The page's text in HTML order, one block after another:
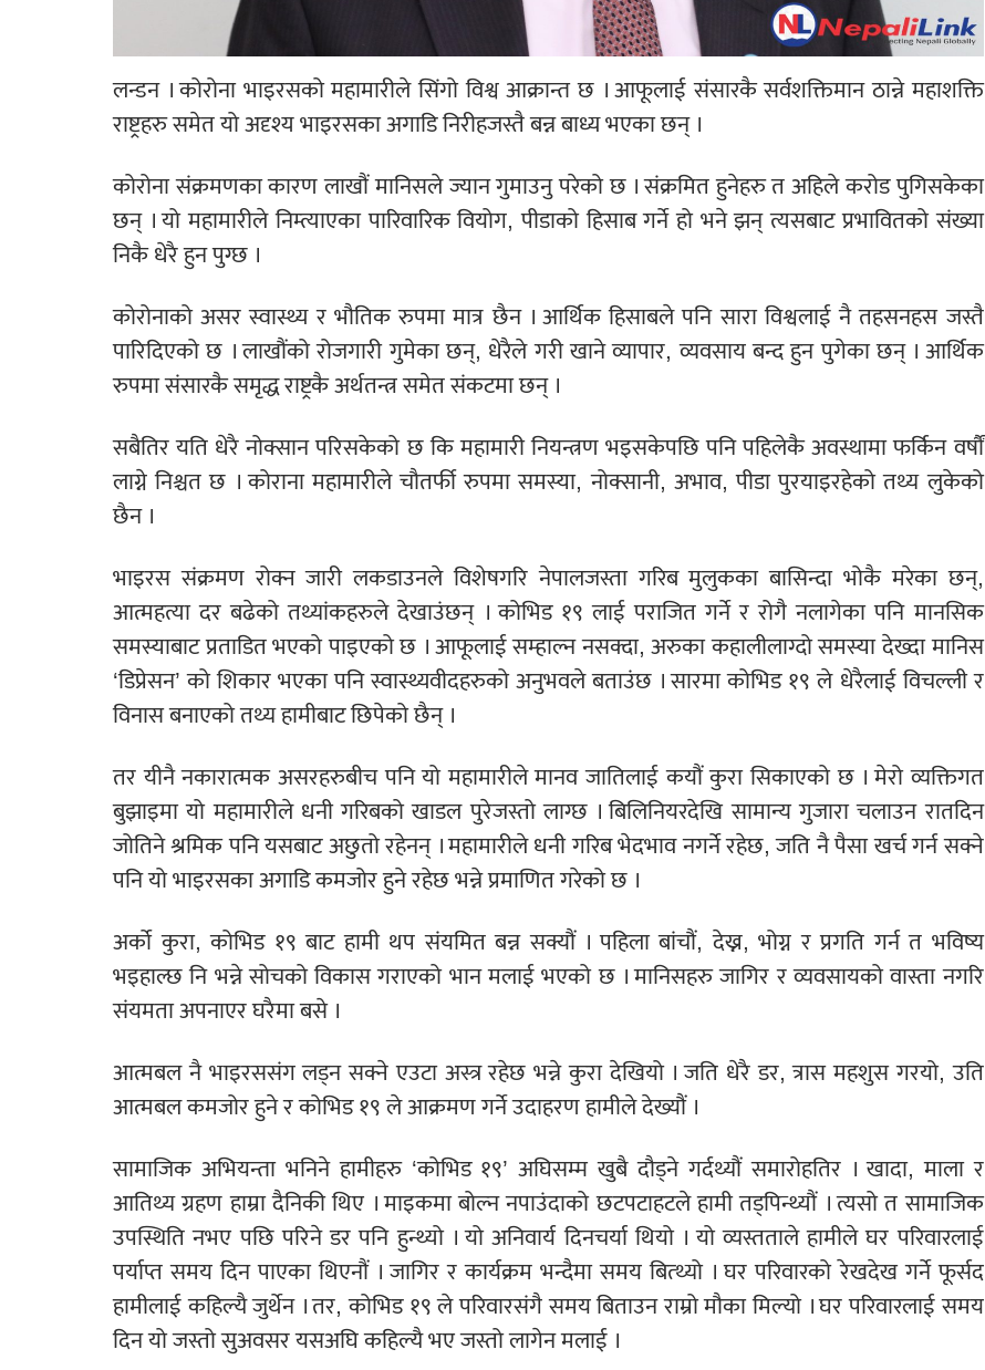
लन्डन । कोरोना भाइरसको महामारीले सिंगो विश्व आक्रान्त छ । आफूलाई संसारकै सर्वशक्तिमान ठान्ने महाशक्ति
राष्ट्रहरु समेत यो अदृश्य भाइरसका अगाडि निरीहजस्तै बन्न बाध्य भएका छन् ।
कोरोना संक्रमणका कारण लाखौं मानिसले ज्यान गुमाउनु परेको छ । संक्रमित हुनेहरु त अहिले करोड पुगिसकेका
छन् । यो महामारीले निम्त्याएका पारिवारिक वियोग, पीडाको हिसाब गर्ने हो भने झन् त्यसबाट प्रभावितको संख्या
निकै धेरै हुन पुग्छ ।
कोरोनाको असर स्वास्थ्य र भौतिक रुपमा मात्र छैन । आर्थिक हिसाबले पनि सारा विश्वलाई नै तहसनहस जस्तै
पारिदिएको छ । लाखौंको रोजगारी गुमेका छन्, धेरैले गरी खाने व्यापार, व्यवसाय बन्द हुन पुगेका छन् । आर्थिक
रुपमा संसारकै समृद्ध राष्ट्रकै अर्थतन्त्र समेत संकटमा छन् ।
सबैतिर यति धेरै नोक्सान परिसकेको छ कि महामारी नियन्त्रण भइसकेपछि पनि पहिलेकै अवस्थामा फर्किन वर्षौं
लाग्ने निश्चत छ । कोराना महामारीले चौतर्फी रुपमा समस्या, नोक्सानी, अभाव, पीडा पुरयाइरहेको तथ्य लुकेको
छैन ।
भाइरस संक्रमण रोक्न जारी लकडाउनले विशेषगरि नेपालजस्ता गरिब मुलुकका बासिन्दा भोकै मरेका छन्,
आत्महत्या दर बढेको तथ्यांकहरुले देखाउंछन् । कोभिड १९ लाई पराजित गर्ने र रोगै नलागेका पनि मानसिक
समस्याबाट प्रताडित भएको पाइएको छ । आफूलाई सम्हाल्न नसक्दा, अरुका कहालीलाग्दो समस्या देख्दा मानिस
‘डिप्रेसन’ को शिकार भएका पनि स्वास्थ्यवीदहरुको अनुभवले बताउंछ । सारमा कोभिड १९ ले धेरैलाई विचल्ली र
विनास बनाएको तथ्य हामीबाट छिपेको छैन् ।
तर यीनै नकारात्मक असरहरुबीच पनि यो महामारीले मानव जातिलाई कयौं कुरा सिकाएको छ । मेरो व्यक्तिगत
बुझाइमा यो महामारीले धनी गरिबको खाडल पुरेजस्तो लाग्छ । बिलिनियरदेखि सामान्य गुजारा चलाउन रातदिन
जोतिने श्रमिक पनि यसबाट अछुतो रहेनन् । महामारीले धनी गरिब भेदभाव नगर्ने रहेछ, जति नै पैसा खर्च गर्न सक्ने
पनि यो भाइरसका अगाडि कमजोर हुने रहेछ भन्ने प्रमाणित गरेको छ ।
अर्को कुरा, कोभिड १९ बाट हामी थप संयमित बन्न सक्यौं । पहिला बांचौं, देख्न, भोग्न र प्रगति गर्न त भविष्य
भइहाल्छ नि भन्ने सोचको विकास गराएको भान मलाई भएको छ । मानिसहरु जागिर र व्यवसायको वास्ता नगरि
संयमता अपनाएर घरैमा बसे ।
आत्मबल नै भाइरससंग लड्न सक्ने एउटा अस्त्र रहेछ भन्ने कुरा देखियो । जति धेरै डर, त्रास महशुस गरयो, उति
आत्मबल कमजोर हुने र कोभिड १९ ले आक्रमण गर्ने उदाहरण हामीले देख्यौं ।
सामाजिक अभियन्ता भनिने हामीहरु ‘कोभिड १९’ अघिसम्म खुबै दौड्ने गर्दथ्यौं समारोहतिर । खादा, माला र
आतिथ्य ग्रहण हाम्रा दैनिकी थिए । माइकमा बोल्न नपाउंदाको छटपटाहटले हामी तड्पिन्थ्यौं । त्यसो त सामाजिक
उपस्थिति नभए पछि परिने डर पनि हुन्थ्यो । यो अनिवार्य दिनचर्या थियो । यो व्यस्तताले हामीले घर परिवारलाई
पर्याप्त समय दिन पाएका थिएनौं । जागिर र कार्यक्रम भन्दैमा समय बित्थ्यो । घर परिवारको रेखदेख गर्ने फूर्सद
हामीलाई कहिल्यै जुर्थेन । तर, कोभिड १९ ले परिवारसंगै समय बिताउन राम्रो मौका मिल्यो । घर परिवारलाई समय
दिन यो जस्तो सुअवसर यसअघि कहिल्यै भए जस्तो लागेन मलाई ।